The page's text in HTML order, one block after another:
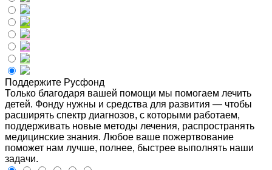
Поддержите Русфонд
Только благодаря вашей помощи мы помогаем лечить
детей. Фонду нужны и средства для развития — чтобы
расширять спектр диагнозов, с которыми работаем,
поддерживать новые методы лечения, распространять
медицинские знания. Любое ваше пожертвование
поможет нам лучше, полнее, быстрее выполнять наши
задачи.